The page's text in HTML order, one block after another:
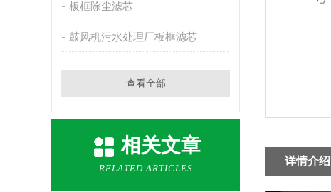
板框除尘滤芯
鼓风机污水处理厂板框滤芯
查看全部
相关文章
RELATED ARTICLES
详情介绍